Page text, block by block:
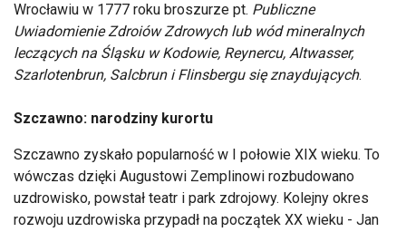
Wrocławiu w 1777 roku broszurze pt. Publiczne
Uwiadomienie Zdroiów Zdrowych lub wód mineralnych
leczących na Śląsku w Kodowie, Reynercu, Altwasser,
Szarlotenbrun, Salcbrun i Flinsbergu się znaydujących.
Szczawno: narodziny kurortu
Szczawno zyskało popularność w I połowie XIX wieku. To
wówczas dzięki Augustowi Zemplinowi rozbudowano
uzdrowisko, powstał teatr i park zdrojowy. Kolejny okres
rozwoju uzdrowiska przypadł na początek XX wieku - Jan